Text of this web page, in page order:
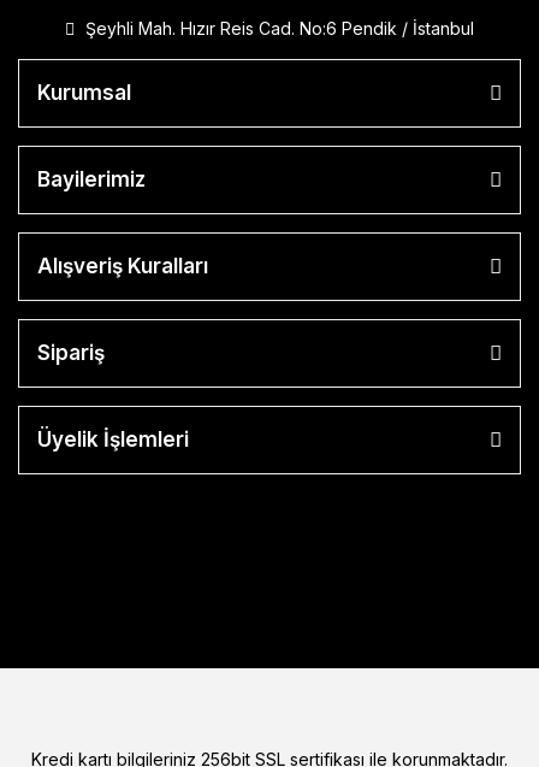
Şeyhli Mah. Hızır Reis Cad. No:6 Pendik / İstanbul
Kurumsal
Bayilerimiz
Alışveriş Kuralları
Sipariş
Üyelik İşlemleri
Kredi kartı bilgileriniz 256bit SSL sertifikası ile korunmaktadır.